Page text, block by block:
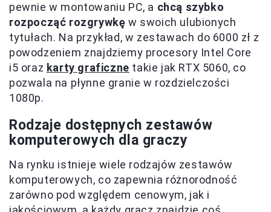
pewnie w montowaniu PC, a chcą szybko
rozpocząć rozgrywkę w swoich ulubionych
tytułach. Na przykład, w zestawach do 6000 zł z
powodzeniem znajdziemy procesory Intel Core
i5 oraz karty graficzne takie jak RTX 5060, co
pozwala na płynne granie w rozdzielczości
1080p.
Rodzaje dostępnych zestawów
komputerowych dla graczy
Na rynku istnieje wiele rodzajów zestawów
komputerowych, co zapewnia różnorodność
zarówno pod względem cenowym, jak i